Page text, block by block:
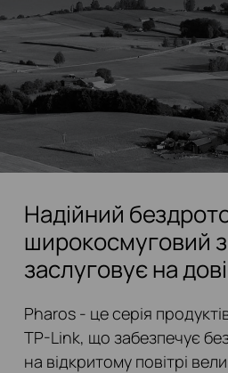
Надійний
широкосмуговий
заслуговує на
Pharos - це серія
TP-Link, що забезпечує
на відкритому повітрі